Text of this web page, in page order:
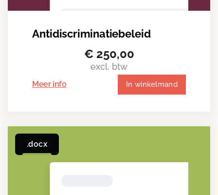
Antidiscriminatiebeleid
€ 250,00
excl. btw
Meer info In winkelmand
.docx